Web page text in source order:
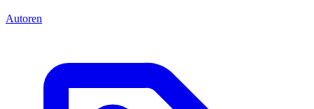
Autoren